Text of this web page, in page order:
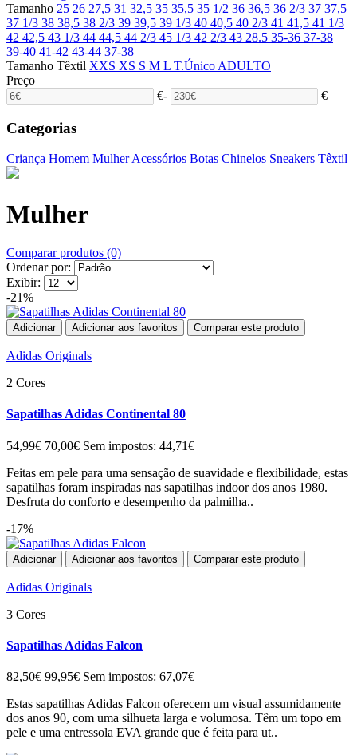
Tamanho 25 26 27,5 31 32,5 35 35,5 35 1/2 36 36,5 36 2/3 37 37,5
37 1/3 38 38,5 38 2/3 39 39,5 39 1/3 40 40,5 40 2/3 41 41,5 41 1/3
42 42,5 43 1/3 44 44,5 44 2/3 45 1/3 42 2/3 43 28.5 35-36 37-38
39-40 41-42 43-44 37-38
Tamanho Têxtil XXS XS S M L T.Único ADULTO
Preço
€- €
Categorias
Criança Homem Mulher Acessórios Botas Chinelos Sneakers Têxtil
Mulher
Comparar produtos (0)
Ordenar por:
Exibir:
-21%
Adicionar Adicionar aos favoritos Comparar este produto
Adidas Originals
2 Cores
Sapatilhas Adidas Continental 80
54,99€ 70,00€ Sem impostos: 44,71€
Feitas em pele para uma sensação de suavidade e flexibilidade, estas
sapatilhas foram inspiradas nas sapatilhas indoor dos anos 1980.
Desfruta do conforto e desempenho da palmilha..
-17%
Adicionar Adicionar aos favoritos Comparar este produto
Adidas Originals
3 Cores
Sapatilhas Adidas Falcon
82,50€ 99,95€ Sem impostos: 67,07€
Estas sapatilhas Adidas Falcon oferecem um visual assumidamente
dos anos 90, com uma silhueta larga e volumosa. Têm um topo em
pele e uma entressola EVA grande que é feita para ut..